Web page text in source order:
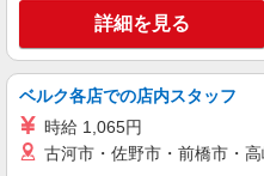
月 ※経験・能力による 【試用
円 〜 240000 円
キープ
ソフトバンクイオンモール福岡店
ソフトバン
月給
詳細を見る
ベルク各店での店内スタッフ
時給 1,065円
古河市・佐野市・前橋市・